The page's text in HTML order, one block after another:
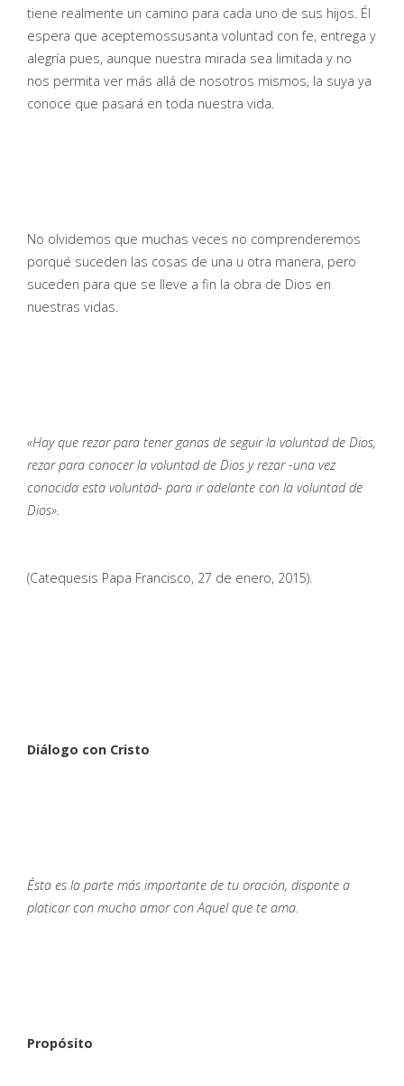
tiene realmente un camino para cada uno de sus hijos. Él
espera que aceptemossusanta voluntad con fe, entrega y
alegría pues, aunque nuestra mirada sea limitada y no
nos permita ver más allá de nosotros mismos, la suya ya
conoce que pasará en toda nuestra vida.
No olvidemos que muchas veces no comprenderemos
porqué suceden las cosas de una u otra manera, pero
suceden para que se lleve a fin la obra de Dios en
nuestras vidas.
«Hay que rezar para tener ganas de seguir la voluntad de Dios,
rezar para conocer la voluntad de Dios y rezar -una vez
conocida esta voluntad- para ir adelante con la voluntad de
Dios».
(Catequesis Papa Francisco, 27 de enero, 2015).
Diálogo con Cristo
Ésta es la parte más importante de tu oración, disponte a
platicar con mucho amor con Aquel que te ama.
Propósito